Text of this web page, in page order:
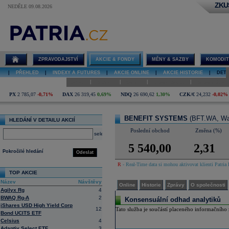
NEDĚLE 09.08.2026
BENEFIT
SYSTEMS
ZPRAVODAJSTVÍ AKCIE & FONDY MĚNY & SAZBY
PŘEHLED INDEXY A FUTURES AKCIE ONLINE AKCIE HISTORIE
PX 2 785,07 -0,71% DAX 26 319,45 0,69% NDQ 26 690,62 1,30% CZK/€ 24,232 -0,02%
HLEDÁNÍ V DETAILU AKCIÍ
select
Odeslat
Pokročilé hledání
TOP AKCIE
Název
Návštěvy
Agilyx Rg
4
BWAQ Rg-A
2
iShares USD High Yield Corp
Bond UCITS ETF
12
Celsius
4
BENEFIT SYSTEMS (BFT.WA,
Poslední obchod Změna (%)
5 540,00 2,31
R - Real-Time data si mohou aktivovat klienti
Online Historie Zprávy O společnosti
Konsensuální odhad analytiků
Tato služba je součástí placeného